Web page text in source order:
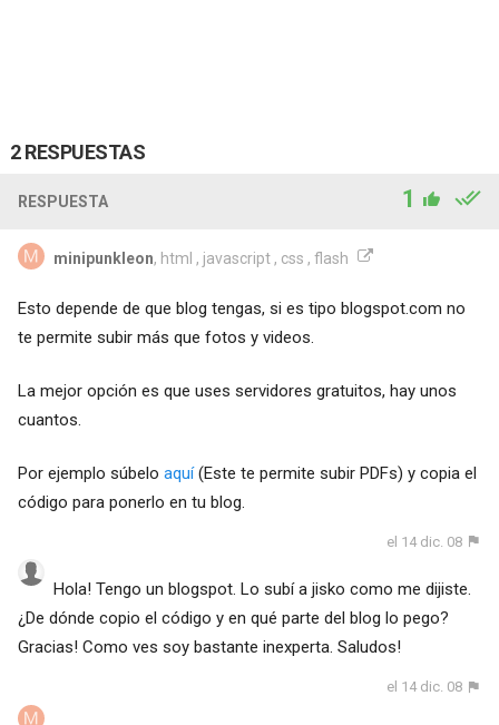
2 RESPUESTAS
RESPUESTA 1
minipunkleon, html , javascript , css , flash
Esto depende de que blog tengas, si es tipo blogspot.com no
te permite subir más que fotos y videos.
La mejor opción es que uses servidores gratuitos, hay unos
cuantos.
Por ejemplo súbelo aquí(Este te permite subir PDFs) y copia el
código para ponerlo en tu blog.
el 14 dic. 08
Hola! Tengo un blogspot. Lo subí a jisko como me dijiste.
¿De dónde copio el código y en qué parte del blog lo pego?
Gracias! Como ves soy bastante inexperta. Saludos!
el 14 dic. 08